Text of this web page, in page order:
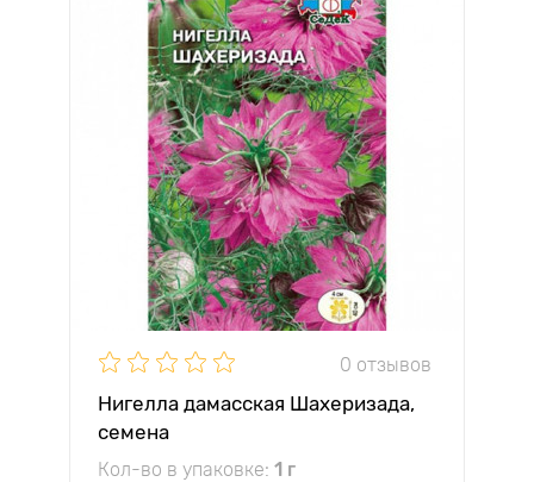
0 отзывов
Нигелла дамасская Шахеризада,
семена
Кол-во в упаковке: 1 г